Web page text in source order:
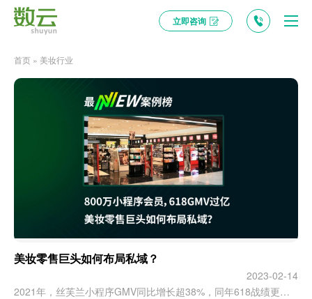
立即咨询
首页 » 美妆行业
美妆零售巨头如何布局私域？
2023-02-14
2021年，丝芙兰小程序GMV同比增长超38%，同年618战绩更创下小程序GMV过亿的新纪录，同比增长超 60%。 [video width="640" height="368" mp4="http://shuyun.com/wp-content/uploads/2023/02/2023031506021474.mp4"][/video]